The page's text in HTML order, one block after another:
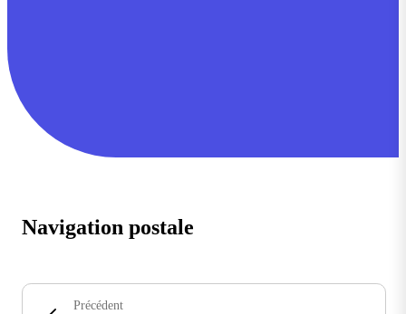
Navigation postale
Précédent